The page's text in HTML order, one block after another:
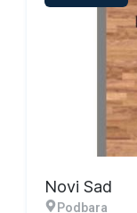
Novi Sad
Podbara